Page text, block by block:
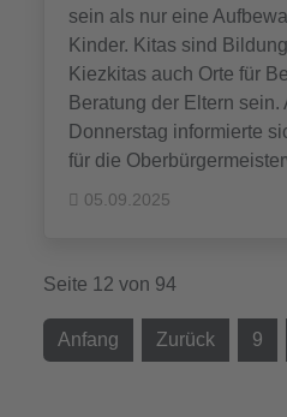
sein als nur eine
Kinder. Kitas sind
Kiezkitas auch Orte für
Beratung der Eltern sein.
Donnerstag informierte
für die
05.09.2025
Seite 12 von 94
Anfang Zurück 9